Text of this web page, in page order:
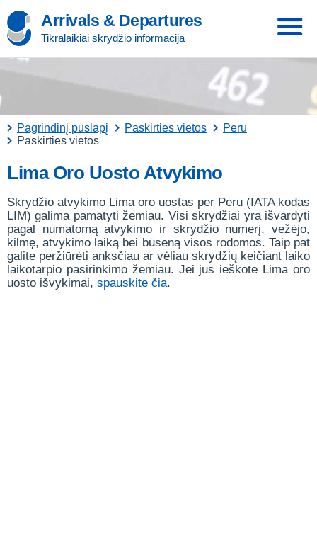
Arrivals & Departures
Tikralaikiai skrydžio informacija
Pagrindinį puslapį Paskirties vietos
Peru
Paskirties vietos
Lima Oro Uosto Atvykimo
Skrydžio atvykimo Lima oro uostas per Peru (IATA kodas
LIM) galima pamatyti žemiau. Visi skrydžiai yra išvardyti
pagal numatomą atvykimo ir skrydžio numerį, vežėjo,
kilmę, atvykimo laiką bei būseną visos rodomos. Taip pat
galite peržiūrėti anksčiau ar vėliau skrydžių keičiant laiko
laikotarpio pasirinkimo žemiau. Jei jūs ieškote Lima oro
uosto išvykimai, spauskite čia.